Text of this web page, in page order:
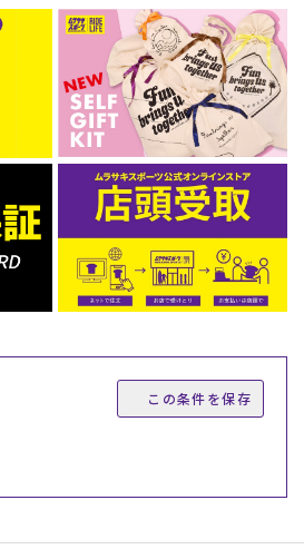
この条件を保存